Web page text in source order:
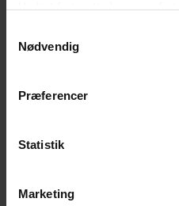
Nødvendig
Præferencer
Statistik
Marketing
- Woolmark certificering
- Motortype ÖkoInverter
- Lugeåbning, Ø, cm 49
- Dybde med åben dør, mm
- Centrifugeringsklasse A